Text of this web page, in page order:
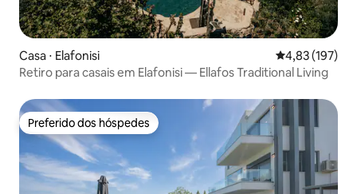
Casa ⋅ Elafonisi 4,83 de uma
4,83 (197)
Retiro para casais em Elafonisi — Ellafos Traditional Living
Preferido dos hóspedes
Preferido dos hóspedes